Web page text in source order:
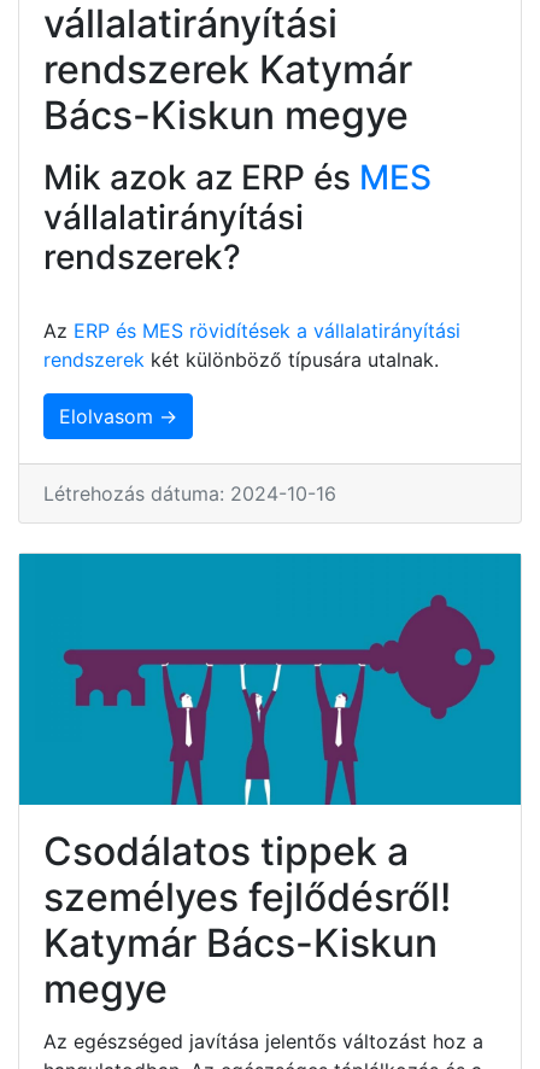
vállalatirányítási
rendszerek Katymár
Bács-Kiskun megye
Mik azok az ERP és MES
vállalatirányítási
rendszerek?
Az ERP és MES rövidítések a vállalatirányítási
rendszerek két különböző típusára utalnak.
Elolvasom →
Létrehozás dátuma: 2024-10-16
Csodálatos tippek a
személyes fejlődésről!
Katymár Bács-Kiskun
megye
Az egészséged javítása jelentős változást hoz a